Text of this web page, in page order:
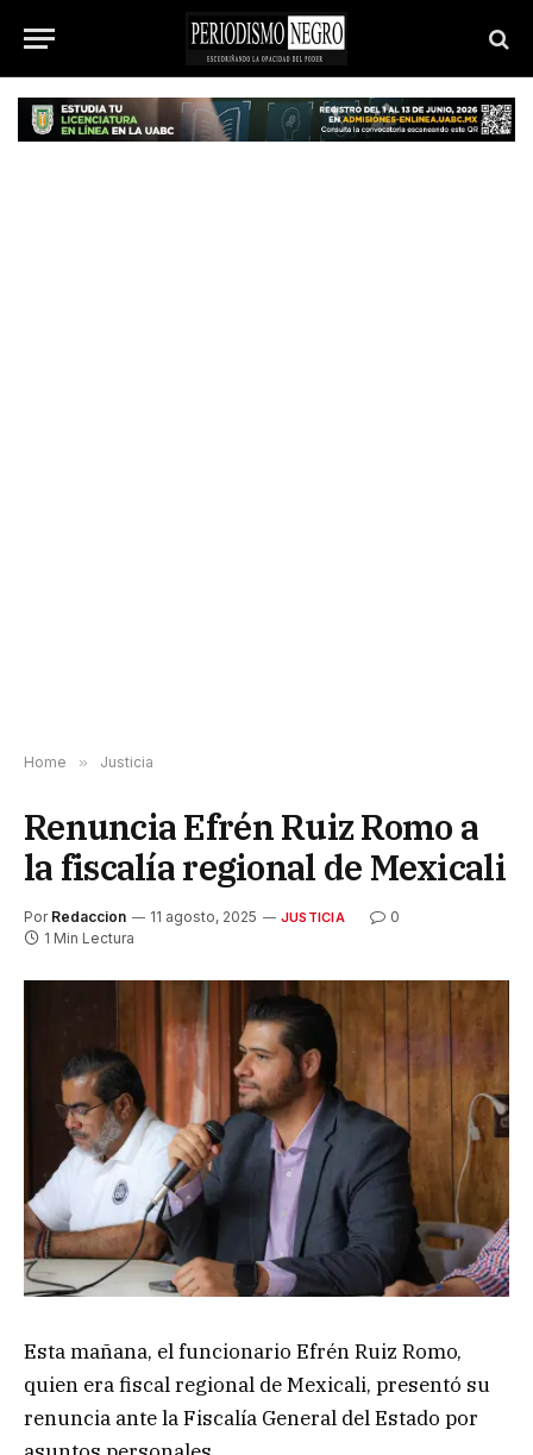
Home » Justicia
Renuncia Efrén Ruiz Romo a
la fiscalía regional de Mexicali
Por Redaccion 11 agosto, 2025 JUSTICIA
0
1 Min Lectura
Esta mañana, el funcionario Efrén Ruiz Romo,
quien era fiscal regional de Mexicali, presentó su
renuncia ante la Fiscalía General del Estado por